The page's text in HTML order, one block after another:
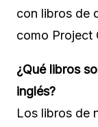
con libros de
como Project
¿Qué libros
inglés?
Los libros de